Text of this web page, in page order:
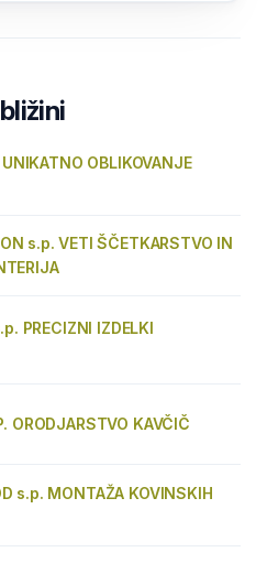
OBLIKOVANJE
s.p. VETI ŠČETKARSTVO IN
PRECIZNI IZDELKI
ORODJARSTVO KAVČIČ
s.p. MONTAŽA KOVINSKIH